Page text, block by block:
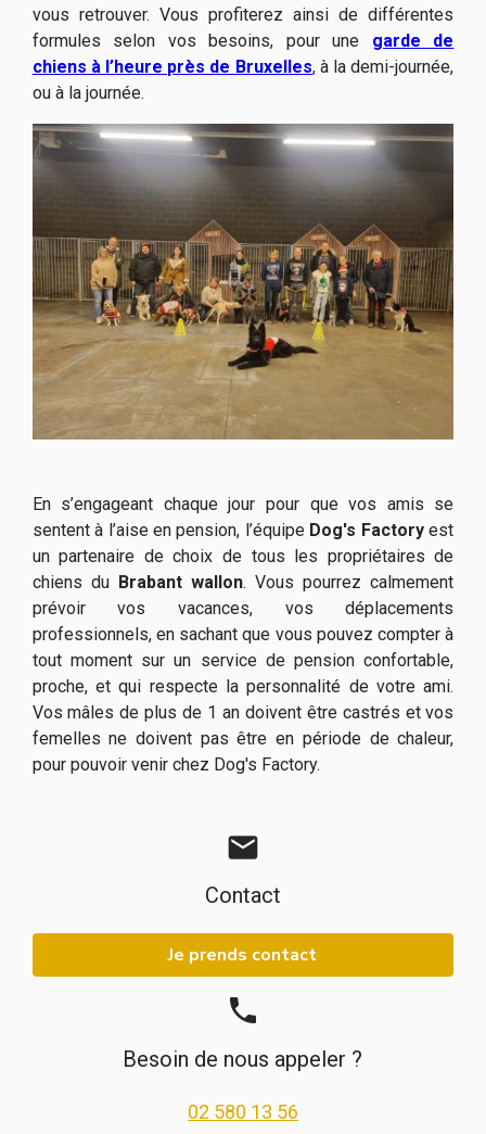
vous retrouver. Vous profiterez ainsi de différentes
formules selon vos besoins, pour une garde de
chiens à l’heure près de Bruxelles, à la demi-journée,
ou à la journée.
En s’engageant chaque jour pour que vos amis se
sentent à l’aise en pension, l’équipe Dog's Factoryest
un partenaire de choix de tous les propriétaires de
chiens du Brabant wallon. Vous pourrez calmement
prévoir vos vacances, vos déplacements
professionnels, en sachant que vous pouvez compter à
tout moment sur un service de pension confortable,
proche, et qui respecte la personnalité de votre ami.
Vos mâles de plus de 1 an doivent être castrés et vos
femelles ne doivent pas être en période de chaleur,
pour pouvoir venir chez Dog's Factory.
mail
Contact
Je prends contact
phone
Besoin de nous appeler ?
02 580 13 56